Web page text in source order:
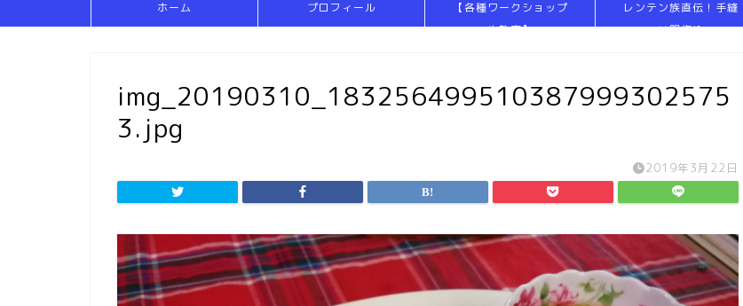
ホーム プロフィール
【各種ワークショップ
や教室】
レンテン族直伝！手縫
い服作り
img_20190310_183256499510387999302575
3.jpg
2019年3月22日